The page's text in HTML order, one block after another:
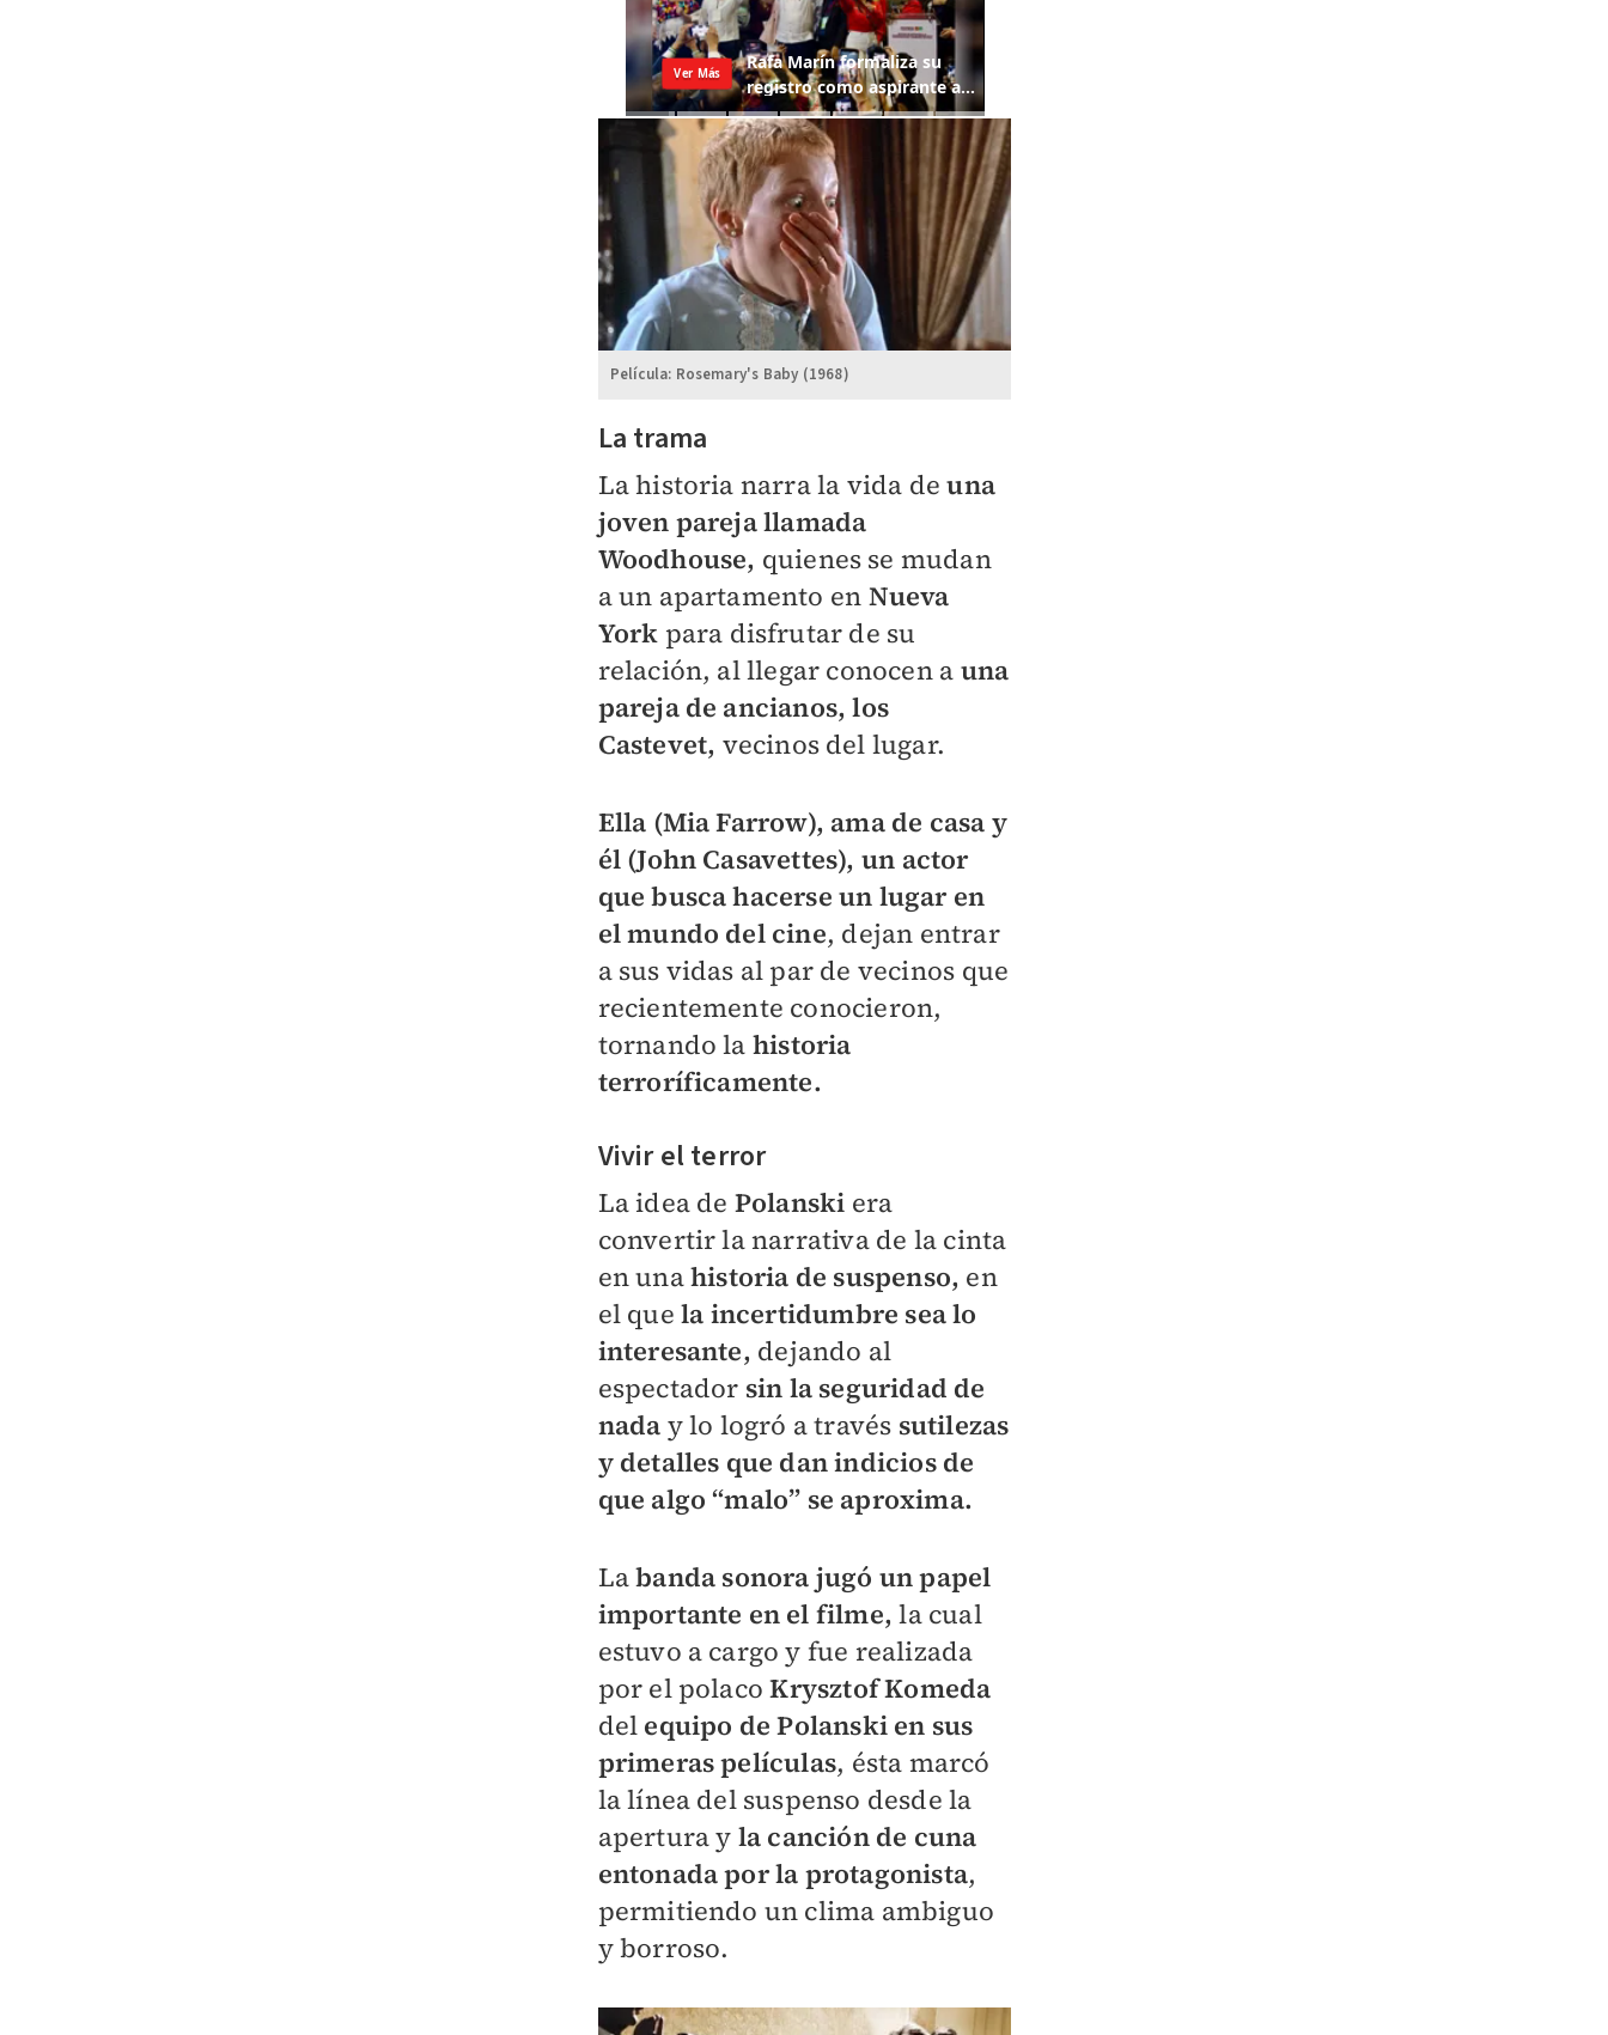
Película: Rosemary's Baby (1968)
La trama
La historia narra la vida deuna
joven pareja llamada
Woodhouse, quienes se mudan
a un apartamento en Nueva
York para disfrutar de su
relación, al llegar conocen a una
pareja de ancianos, los
Castevet, vecinos del lugar.
Ella (Mia Farrow), ama de casa y
él (John Casavettes), un actor
que busca hacerse un lugar en
el mundo del cine, dejan entrar
a sus vidas al par de vecinos que
recientemente conocieron,
tornando la historia
terroríficamente.
Vivir el terror
La idea de Polanski era
convertir la narrativa de la cinta
en unahistoria de suspenso, en
el que la incertidumbre sea lo
interesante, dejando al
espectador sin la seguridad de
nada y lo logró a través sutilezas
y detalles que dan indicios de
que algo “malo” se aproxima.
Labanda sonora jugó un papel
importante en el filme, la cual
estuvo a cargo y fue realizada
por el polacoKrysztof Komeda
del equipo de Polanski en sus
primeras películas, ésta marcó
la línea del suspenso desde la
apertura y la canción de cuna
entonada por la protagonista,
permitiendo un clima ambiguo
y borroso.